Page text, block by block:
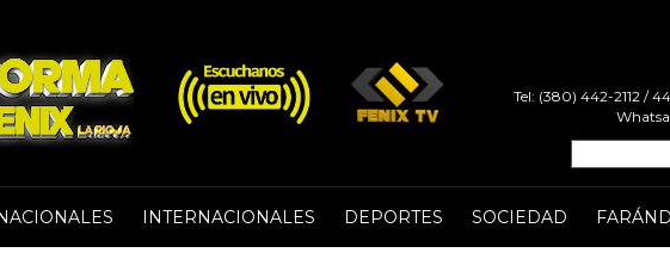
Tel: (380) 442-2112 /
INTERNACIONALES DEPORTES SOCIEDAD